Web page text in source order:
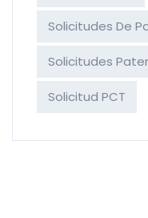
Solicitudes De
Solicitudes
Solicitud PCT